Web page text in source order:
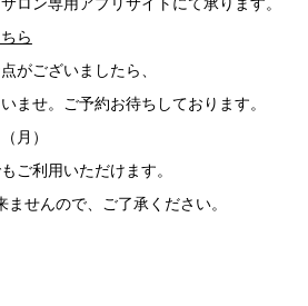
ら
がございましたら、
ませ。ご予約お待ちしております。
月）
ご利用いただけます。
ませんので、ご了承ください。